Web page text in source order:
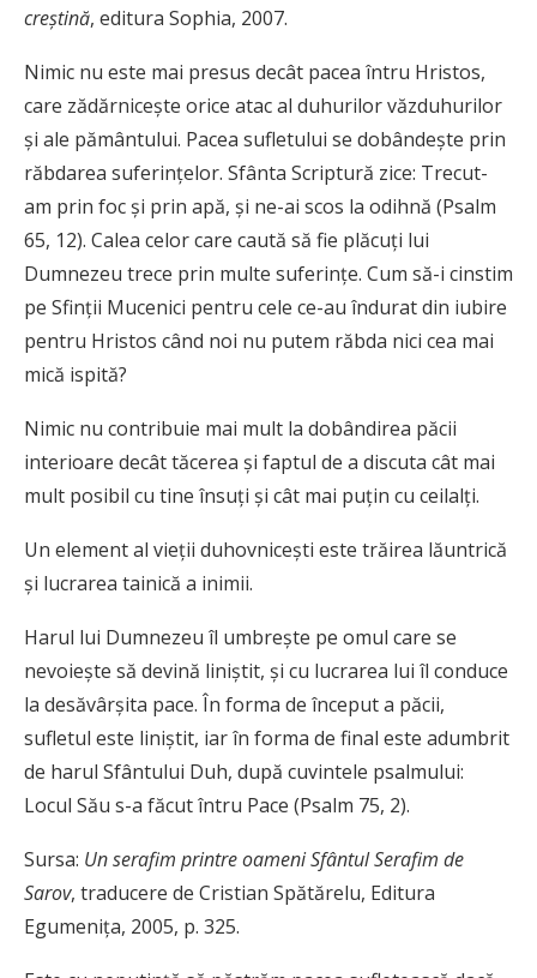
creştină, editura Sophia, 2007.
Nimic nu este mai presus decât pacea întru Hristos,
care zădărniceşte orice atac al duhurilor văzduhurilor
şi ale pământului. Pacea sufletului se dobândeşte prin
răbdarea suferinţelor. Sfânta Scriptură zice: Trecut-
am prin foc şi prin apă, şi ne-ai scos la odihnă (Psalm
65, 12). Calea celor care caută să fie plăcuţi lui
Dumnezeu trece prin multe suferinţe. Cum să-i cinstim
pe Sfinţii Mucenici pentru cele ce-au îndurat din iubire
pentru Hristos când noi nu putem răbda nici cea mai
mică ispită?
Nimic nu contribuie mai mult la dobândirea păcii
interioare decât tăcerea şi faptul de a discuta cât mai
mult posibil cu tine însuţi şi cât mai puţin cu ceilalţi.
Un element al vieţii duhovniceşti este trăirea lăuntrică
şi lucrarea tainică a inimii.
Harul lui Dumnezeu îl umbreşte pe omul care se
nevoieşte să devină liniştit, şi cu lucrarea lui îl conduce
la desăvârşita pace. În forma de început a păcii,
sufletul este liniştit, iar în forma de final este adumbrit
de harul Sfântului Duh, după cuvintele psalmului:
Locul Său s-a făcut întru Pace (Psalm 75, 2).
Sursa: Un serafim printre oameni Sfântul Serafim de
Sarov, traducere de Cristian Spătărelu, Editura
Egumeniţa, 2005, p. 325.